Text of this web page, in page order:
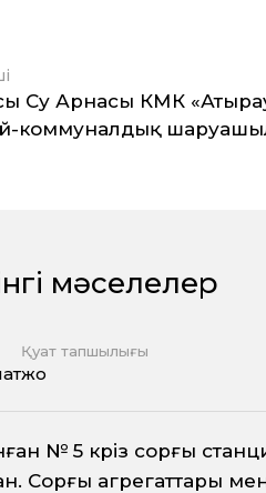
Су Арнасы КМК
коммуналдық
мәселелер
Қуат тапшылығы
жоқ
№ 5 кәріз сорғы
Сорғы агрегаттары